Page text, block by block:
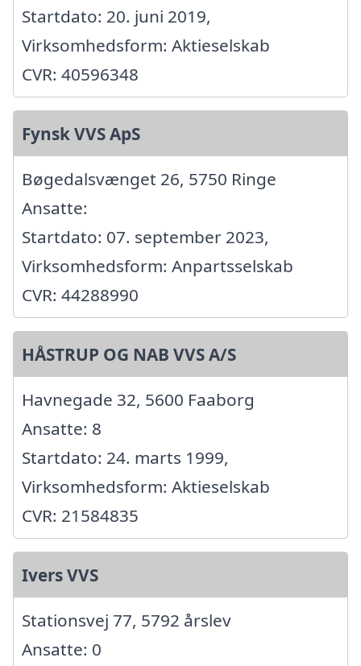
Startdato: 20. juni 2019,
Virksomhedsform: Aktieselskab
CVR: 40596348
Fynsk VVS ApS
Bøgedalsvænget 26, 5750 Ringe
Ansatte:
Startdato: 07. september 2023,
Virksomhedsform: Anpartsselskab
CVR: 44288990
HÅSTRUP OG NAB VVS A/S
Havnegade 32, 5600 Faaborg
Ansatte: 8
Startdato: 24. marts 1999,
Virksomhedsform: Aktieselskab
CVR: 21584835
Ivers VVS
Stationsvej 77, 5792 årslev
Ansatte: 0